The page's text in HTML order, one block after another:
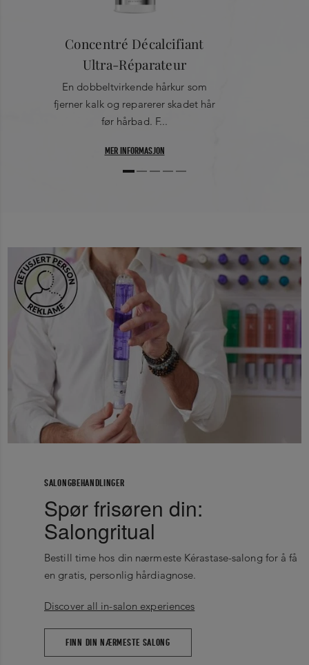
Concentré Décalcifiant
Ultra-Réparateur
En dobbeltvirkende hårkur som
fjerner kalk og reparerer skadet hår
før hårbad. F...
MER INFORMASJON
SALONGBEHANDLINGER
Spør frisøren din:
Salongritual
Bestill time hos din nærmeste Kérastase-salong for å få
en gratis, personlig hårdiagnose.
Discover all in-salon experiences
FINN DIN NÆRMESTE SALONG